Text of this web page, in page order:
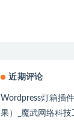
近期评论
Wordpress灯箱插
果）_魔武网络科技